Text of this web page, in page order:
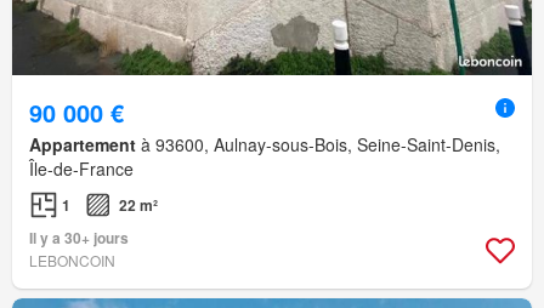
90 000 €
Appartement à 93600, Aulnay-sous-Bois, Seine-Saint-Denis,
Île-de-France
1
22 m²
Il y a 30+ jours
LEBONCOIN